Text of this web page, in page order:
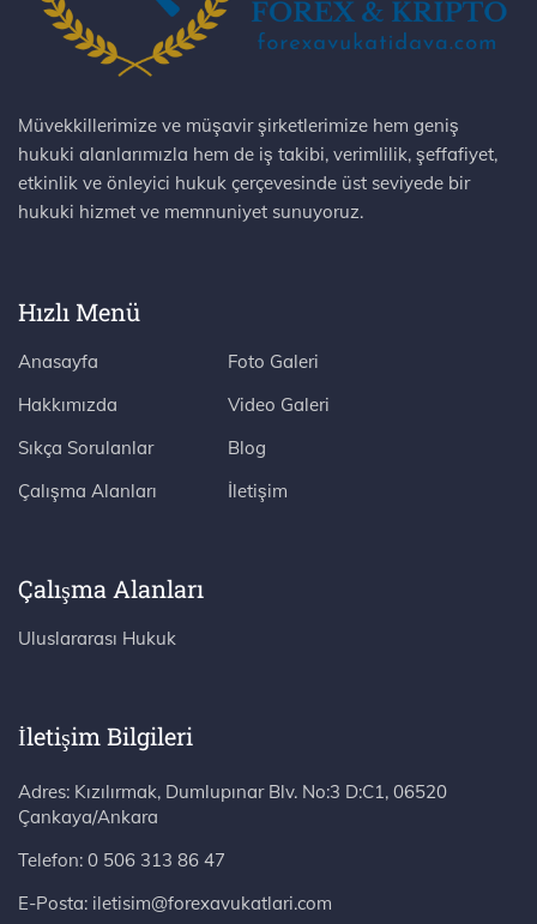
Müvekkillerimize ve müşavir şirketlerimize hem geniş
hukuki alanlarımızla hem de iş takibi, verimlilik, şeffafiyet,
etkinlik ve önleyici hukuk çerçevesinde üst seviyede bir
hukuki hizmet ve memnuniyet sunuyoruz.
Hızlı Menü
Anasayfa
Hakkımızda
Sıkça Sorulanlar
Çalışma Alanları
Foto Galeri
Video Galeri
Blog
İletişim
Çalışma Alanları
Uluslararası Hukuk
İletişim Bilgileri
Adres: Kızılırmak, Dumlupınar Blv. No:3 D:C1, 06520 Çankaya/Ankara
Telefon: 0 506 313 86 47
E-Posta: iletisim@forexavukatlari.com